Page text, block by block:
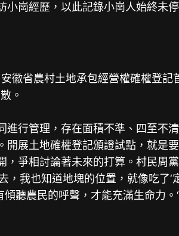
經歷，以此記錄小崗人始終未
徽省農村土地承包經營權確權登
。
行管理，存在面積不準、四至不
展土地確權登記頒證試點，就是
相討論著未來的打算。村民周
我也知道地塊的位置，就像吃了‘
農民的呼聲，才能充滿生命力